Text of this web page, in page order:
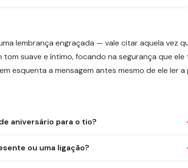
lembrança engraçada — vale citar aquela vez
suave e íntimo, focando na segurança que ele
esquenta a mensagem antes mesmo de ele ler a
aniversário para o tio?
ou uma ligação?